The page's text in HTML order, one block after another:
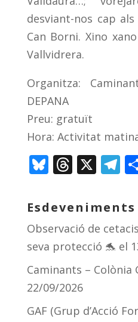
desviant-nos cap
Can Borni. Xino
Vallvidrera.
Organitza:
DEPANA
Preu: gratuït
Hora: Activitat
Bl
e
sk
y
T
re
a
d
s
X T
e
gr
a
m
Esdeveniments
Observació de
seva protecció 🐬 el
Caminants – Colònia
22/09/2026
GAF (Grup d’Acció